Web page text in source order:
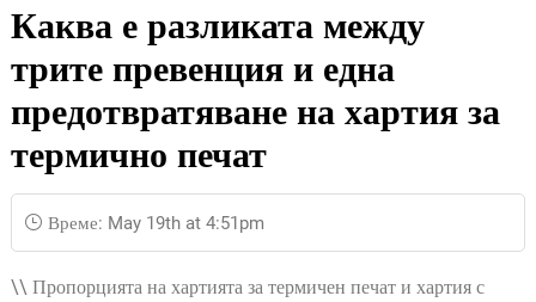
Каква е разликата между
трите превенция и една
предотвратяване на хартия за
термично печат
Време: May 19th at 4:51pm
\\ Пропорцията на хартията за термичен печат и хартия с